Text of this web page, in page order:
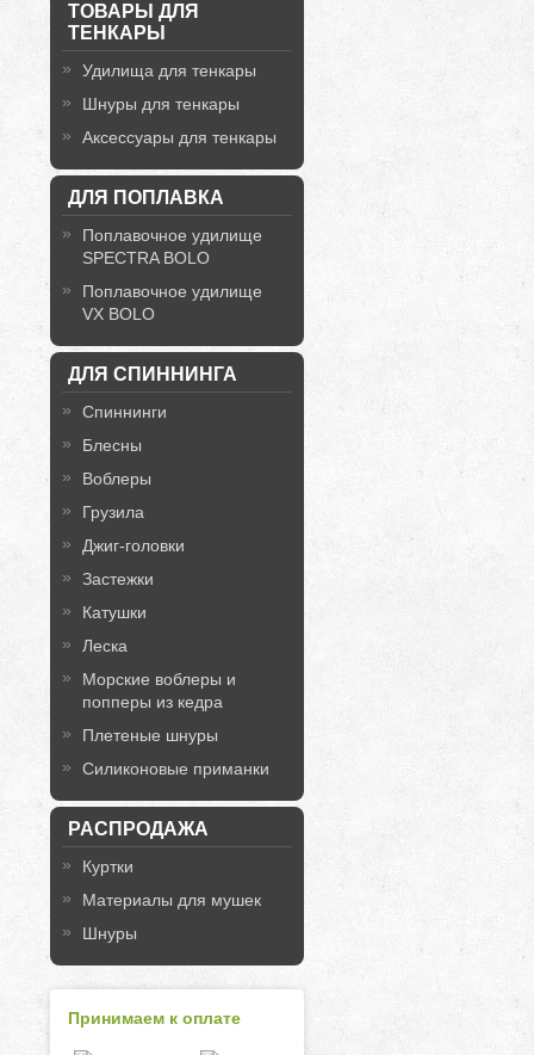
ТОВАРЫ ДЛЯ
ТЕНКАРЫ
Удилища для тенкары
Шнуры для тенкары
Аксессуары для тенкары
ДЛЯ ПОПЛАВКА
Поплавочное удилище
SPECTRA BOLO
Поплавочное удилище
VX BOLO
ДЛЯ СПИННИНГА
Спиннинги
Блесны
Воблеры
Грузила
Джиг-головки
Застежки
Катушки
Леска
Морские воблеры и
попперы из кедра
Плетеные шнуры
Силиконовые приманки
РАСПРОДАЖА
Куртки
Материалы для мушек
Шнуры
Принимаем к оплате